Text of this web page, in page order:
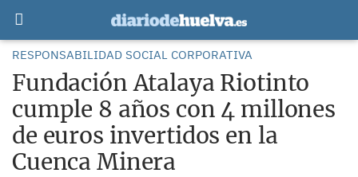
RESPONSABILIDAD SOCIAL CORPORATIVA
Fundación Atalaya Riotinto
cumple 8 años con 4 millones
de euros invertidos en la
Cuenca Minera